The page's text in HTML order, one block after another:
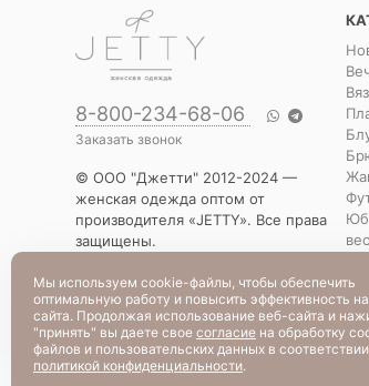
8-800-234-68-06
Заказать звонок
© ООО "Джетти" 2012-2024 —
женская одежда оптом от
производителя «JETTY». Все права
защищены.
условия их приобретения
действительны по состоянию на
текущую дату.
Мы используем cookie-файлы, чтобы обеспечить
оптимальную работу и повысить эффективность
сайта. Продолжая использование веб-сайта и
"принять" вы даете свое согласие на обработку
файлов и пользовательских данных в
политикой конфиденциальности.